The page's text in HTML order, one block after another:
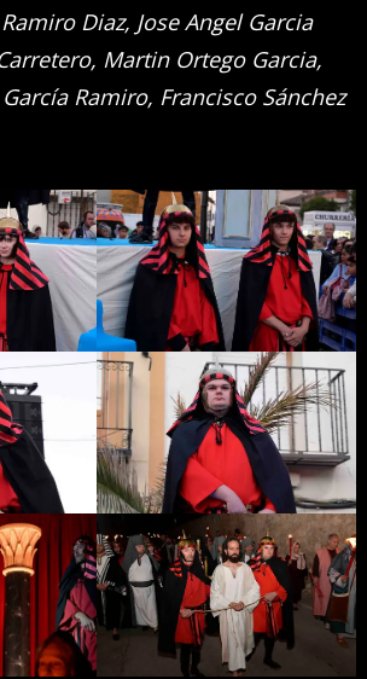
Diaz, Jose Angel Garcia
Martin Ortego Garcia,
Ramiro, Francisco Sánchez